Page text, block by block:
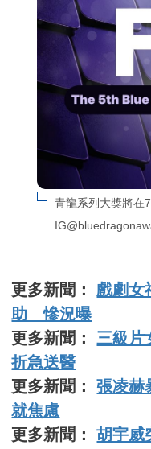
青龍系列大獎將在
更多新聞： 戲劇女
助 慘況曝
更多新聞： 三級
折急送醫
更多新聞：張凌赫
就焦慮
更多新聞：胡宇